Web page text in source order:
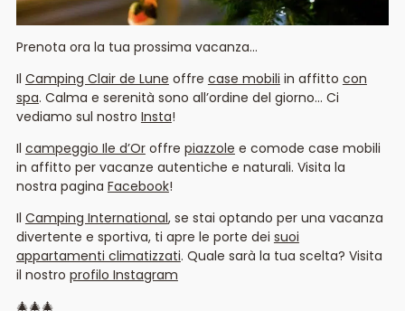
Prenota ora la tua prossima vacanza…
Il Camping Clair de Lune offre case mobili in affitto con
spa. Calma e serenità sono all’ordine del giorno… Ci
vediamo sul nostro Insta!
Il campeggio Ile d’Oroffre piazzole e comode case mobili
in affitto per vacanze autentiche e naturali. Visita la
nostra pagina Facebook!
Il Camping International, se stai optando per una vacanza
divertente e sportiva, ti apre le porte dei suoi
appartamenti climatizzati. Quale sarà la tua scelta? Visita
il nostro profilo Instagram
🎄🎄🎄